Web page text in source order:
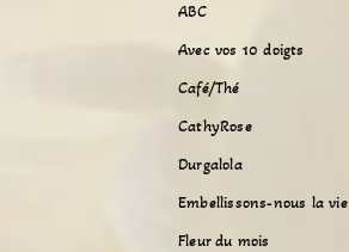
ABC
Avec vos 10 doigts
Café/Thé
CathyRose
Durgalola
Embellissons-nous la vie
Fleur du mois